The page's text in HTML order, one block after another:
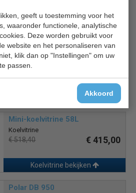
geeft u toestemming voor het
waaronder functionele, analytische
Deze worden gebruikt voor
website en het personaliseren van
klik dan op "Instellingen" om uw
passen.
Akkoord
Koelvitrine bekijken
Combisteel 16042
€ 1011,00
Koelvitrine bekijken
Mini-koelvitrine 58L
Koelvitrine
€ 518,40 € 415,00
Koelvitrine bekijken
Polar DB 950